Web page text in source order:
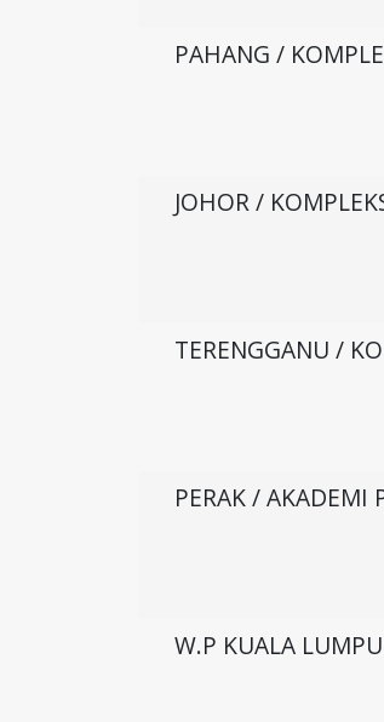
PAHANG /
JOHOR /
TERENGGANU /
PERAK / AKADEMI
W.P KUALA